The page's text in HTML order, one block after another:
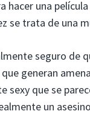
hacer una
se trata de una
seguro de
generan
sexy que se
un